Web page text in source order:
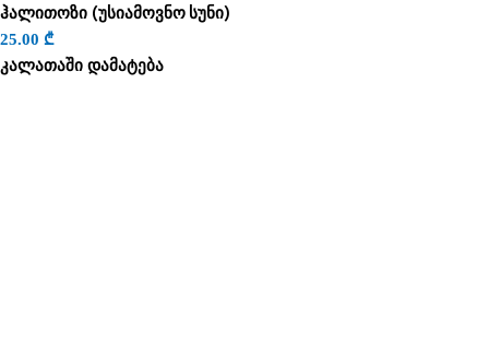
ჰალითოზი (უსიამოვნო სუნი)
25.00 ₾
კალათაში დამატება